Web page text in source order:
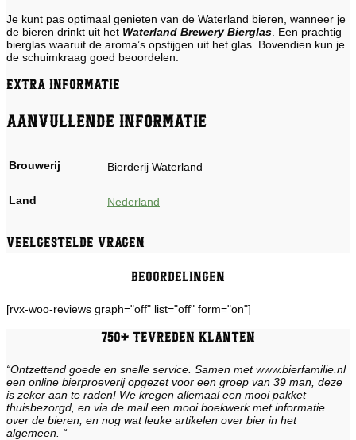
Je kunt pas optimaal genieten van de Waterland bieren, wanneer je
de bieren drinkt uit het Waterland Brewery Bierglas . Een prachtig
bierglas waaruit de aroma’s opstijgen uit het glas. Bovendien kun je
de schuimkraag goed beoordelen.
Extra informatie
Aanvullende informatie
Brouwerij Bierderij Waterland
Land Nederland
Veelgestelde vragen
Beoordelingen
[rvx-woo-reviews graph="off" list="off" form="on"]
750+ tevreden klanten
“Ontzettend goede en snelle service. Samen met www.bierfamilie.nl
een online bierproeverij opgezet voor een groep van 39 man, deze
is zeker aan te raden! We kregen allemaal een mooi pakket
thuisbezorgd, en via de mail een mooi boekwerk met informatie
over de bieren, en nog wat leuke artikelen over bier in het
algemeen. “